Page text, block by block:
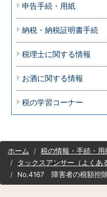
申告手続・用紙
納税・納税証明書手続
税理士に関する情報
お酒に関する情報
税の学習コーナー
サ
イホーム 税の情報・手続・用
タックスアンサー（よくあ
No.4167 障害者の税額控